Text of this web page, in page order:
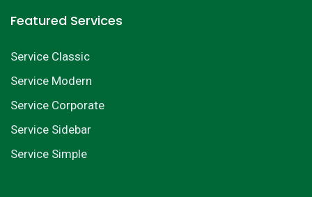
Featured Services
Service Classic
Service Modern
Service Corporate
Service Sidebar
Service Simple